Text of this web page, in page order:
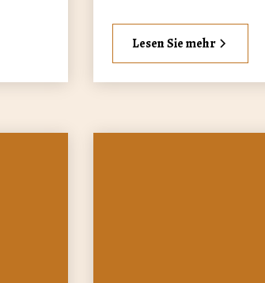
Lesen Sie mehr